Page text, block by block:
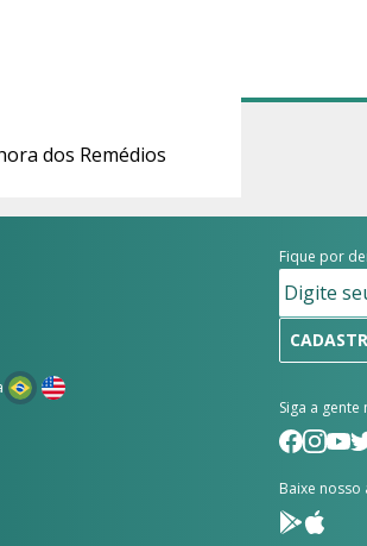
dos Remédios
Fique por
Siga a gente
Baixe nosso